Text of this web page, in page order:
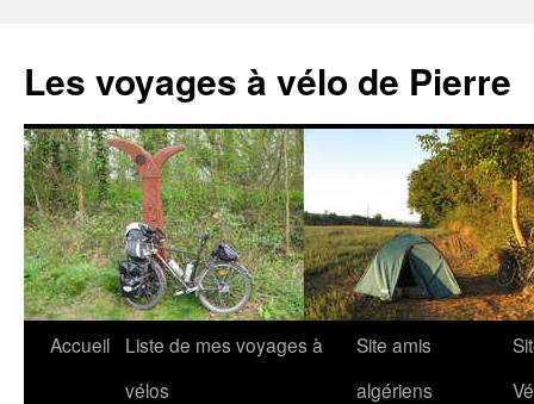
contenu
Les voyages à vélo de Pierre
Accueil
Liste de mes voyages à
vélos
Site amis
algériens